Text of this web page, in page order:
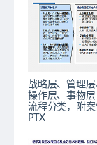
战略层、管理层
操作层、事物
流程分类，附案
PTX